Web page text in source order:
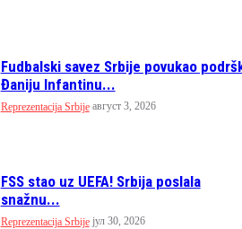
Fudbalski savez Srbije povukao
Đaniju Infantinu...
Reprezentacija Srbije август 3, 2026
FSS stao uz UEFA! Srbija poslala
snažnu...
Reprezentacija Srbije јул 30, 2026